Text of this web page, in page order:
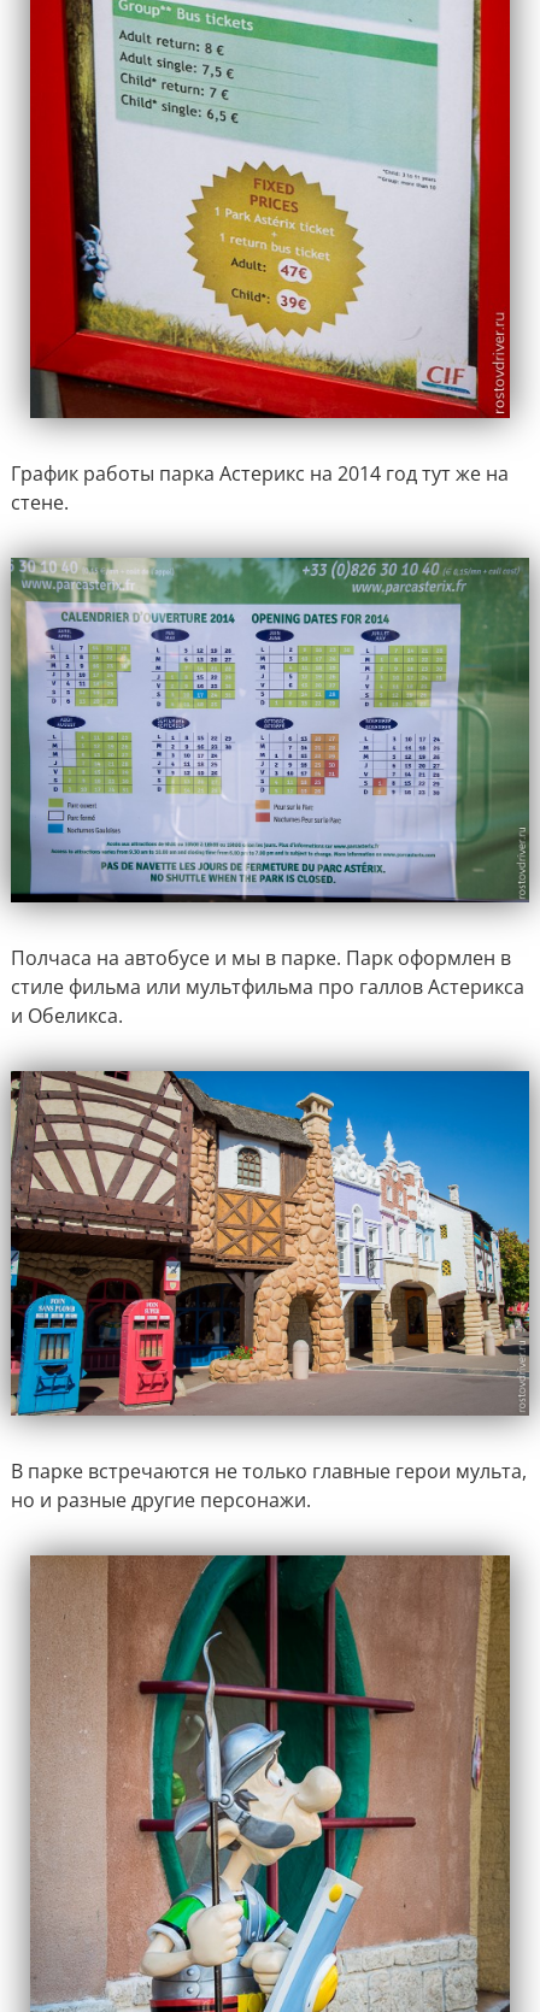
График работы парка Астерикс на 2014 год тут же на
стене.
Полчаса на автобусе и мы в парке. Парк оформлен в
стиле фильма или мультфильма про галлов Астерикса
и Обеликса.
В парке встречаются не только главные герои мульта,
но и разные другие персонажи.